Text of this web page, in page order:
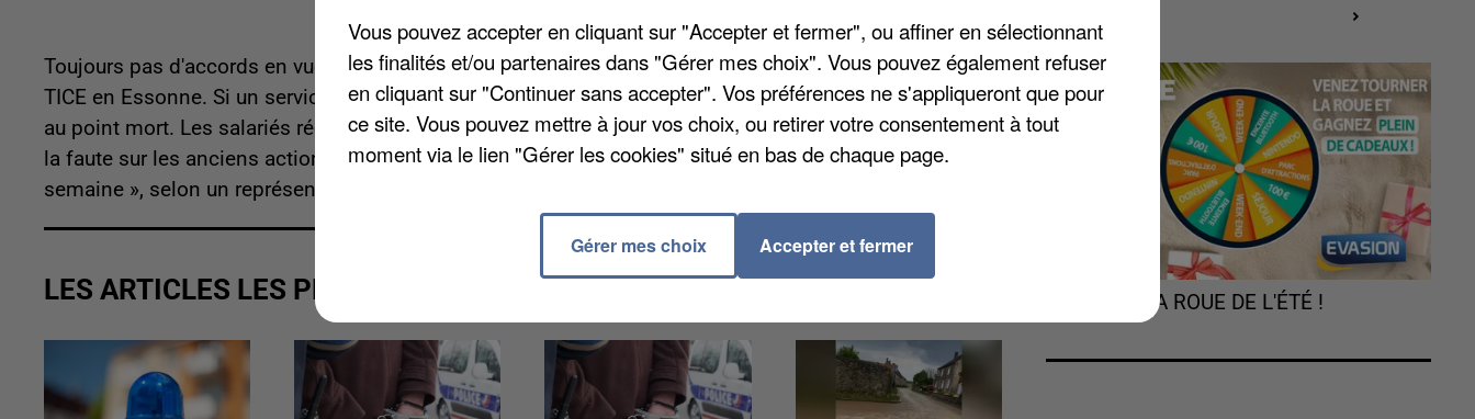
Toujours pas d'accords en vue entre la direction et les conducteurs de bus de la société de transport
TICE en Essonne. Si un service minimum est assuré aujourd'hui, les négociations semblent demeurer
au point mort. Les salariés réclament le paiement d'arriérés de salaires, mais leurs dirigeants rejettent
la faute sur les anciens actionnaires. La situation ne devrait pas évoluer « au moins avant la fin de
semaine », selon un représentant syndical interrogé par
LES ARTICLES LES PLUS VUS TOURNEZ LA ROUE DE L'ÉTÉ !
Vous pouvez accepter en cliquant sur "Accepter et fermer", ou affiner en sélectionnant
les finalités et/ou partenaires dans "Gérer mes choix". Vous pouvez également refuser
en cliquant sur "Continuer sans accepter". Vos préférences ne s'appliqueront que pour
ce site. Vous pouvez mettre à jour vos choix, ou retirer votre consentement à tout
moment via le lien "Gérer les cookies" situé en bas de chaque page.
Gérer mes choix Accepter et fermer